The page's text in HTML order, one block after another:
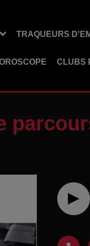
TRAQUEURS
CLUBS